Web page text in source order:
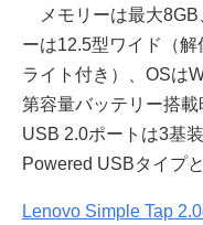
メモリーは最大8GB
ーは12.5型ワイド（
ライト付き）、OSは
第容量バッテリー搭載
USB 2.0ポートは3基
Powered USBタイプと
Lenovo Simple Tap